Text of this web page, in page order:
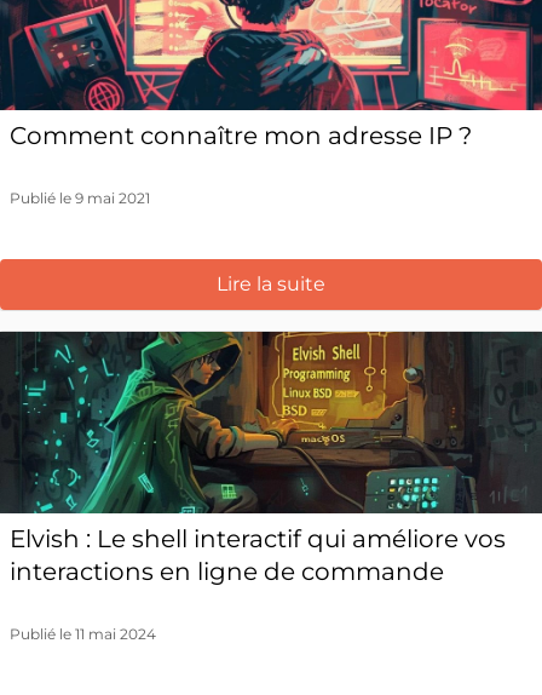
Comment connaître mon adresse IP ?
Publié le 9 mai 2021
Lire la suite
Elvish : Le shell interactif qui améliore vos
interactions en ligne de commande
Publié le 11 mai 2024